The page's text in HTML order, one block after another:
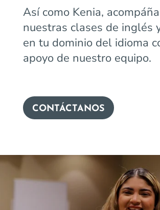
Así como Kenia,
nuestras clases de inglés
en tu dominio del idioma
apoyo de nuestro equipo.
CONTÁCTANOS